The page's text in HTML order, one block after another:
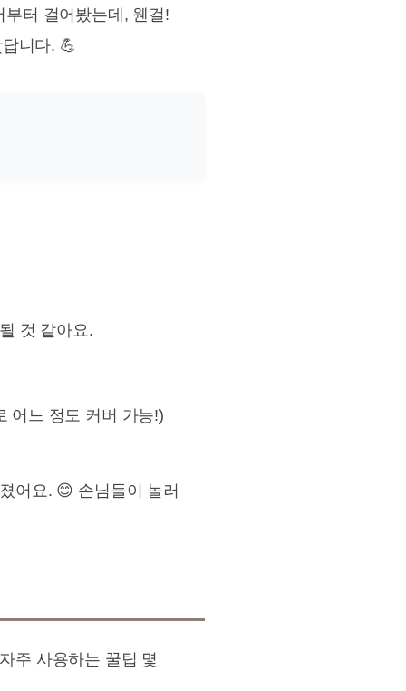
부터 걸어봤는데, 웬걸!
니다. 💪
것 같아요.
어느 정도 커버 가능!)
어요. 😊 손님들이 놀러
주 사용하는 꿀팁 몇